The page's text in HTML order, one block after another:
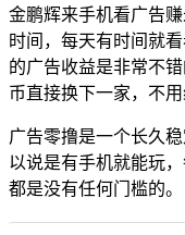
金鹏辉来手机看广告
时间，每天有时间就
的广告收益是非常不
币直接换下一家，不
广告零撸是一个长久
以说是有手机就能玩
都是没有任何门槛的。